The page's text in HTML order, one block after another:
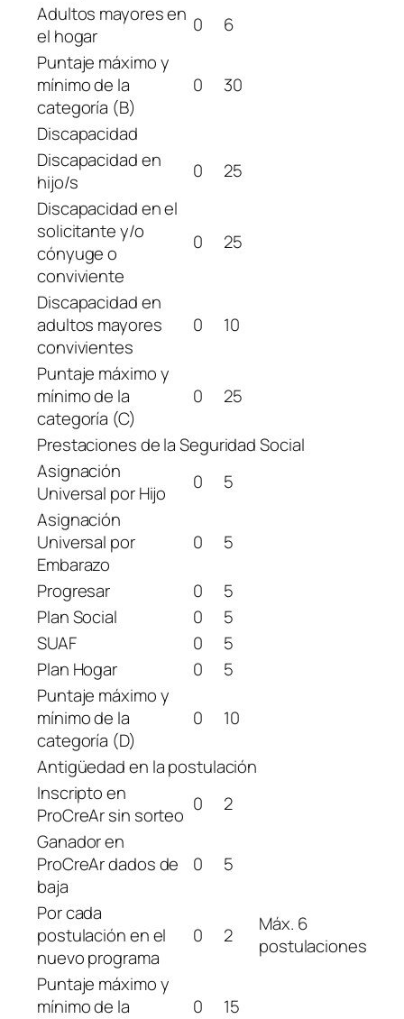
Adultos mayores en
el hogar
0
6
Puntaje máximo y
mínimo de la
categoría (B)
0 30
Discapacidad
Discapacidad en
hijo/s
0
25
Discapacidad en el
solicitante y/o
cónyuge o
conviviente
0 25
Discapacidad en
adultos mayores
convivientes
0 10
Puntaje máximo y
mínimo de la
categoría (C)
0 25
Prestaciones de la Seguridad Social
Asignación
Universal por Hijo
0
5
Asignación
Universal por
Embarazo
0 5
Progresar 0
5
Plan Social
0
5
SUAF
0
5
Plan Hogar
0
5
Puntaje máximo y
mínimo de la
categoría (D)
0 10
Antigüedad en la postulación
Inscripto en
ProCreAr sin sorteo 0
2
Ganador en
ProCreAr dados de
baja
0 5
Por cada
postulación en el
nuevo programa
0 2
Máx. 6
postulaciones
Puntaje máximo y
mínimo de la
0 15